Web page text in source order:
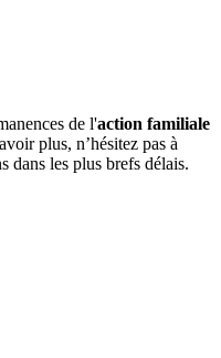
de l'action familiale
plus, n’hésitez pas à
dans les plus brefs délais.